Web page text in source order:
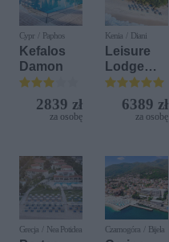
Cypr / Paphos
Kefalos
Damon
2839 zł
za osobę
Kenia / Diani
Leisure
Lodge
Beach &
Golf
Resort by
6389 zł
za osobę
Grecja / Nea Potidea Czarnogóra / Bijela